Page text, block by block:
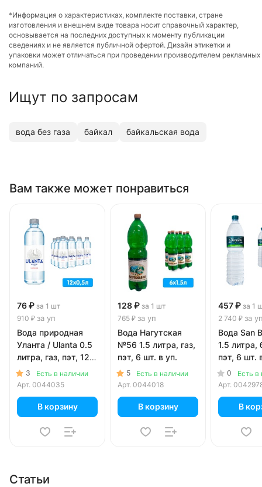
*Информация о характеристиках, комплекте поставки, стране
изготовления и внешнем виде товара носит справочный характер,
основывается на последних доступных к моменту публикации
сведениях и не является публичной офертой. Дизайн этикетки и
упаковки может отличаться при проведении производителем рекламных
компаний.
Ищут по запросам
вода без газа байкал байкальская вода
Вам также может понравиться
76 ₽ за 1 шт
910 ₽ за уп
Вода природная
Уланта / Ulanta 0.5
литра, газ, пэт, 12
шт. в уп.
3
Есть в наличии
Арт. 0044035
В корзину
128 ₽ за 1 шт
765 ₽ за уп
Вода Нагутская
№56 1.5 литра, газ,
пэт, 6 шт. в уп.
5
Есть в наличии
Арт. 0044018
В корзину
457 ₽ за 1
2 740 ₽ за
Вода San
1.5 литра,
пэт, 6 шт.
0
Есть в
Арт.
В
Статьи